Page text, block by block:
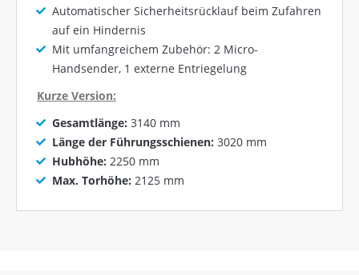
Automatischer Sicherheitsrücklauf beim Zufahren
auf ein Hindernis
Mit umfangreichem Zubehör: 2 Micro-
Handsender, 1 externe Entriegelung
Kurze Version:
Gesamtlänge: 3140 mm
Länge der Führungsschienen: 3020 mm
Hubhöhe: 2250 mm
Max. Torhöhe: 2125 mm